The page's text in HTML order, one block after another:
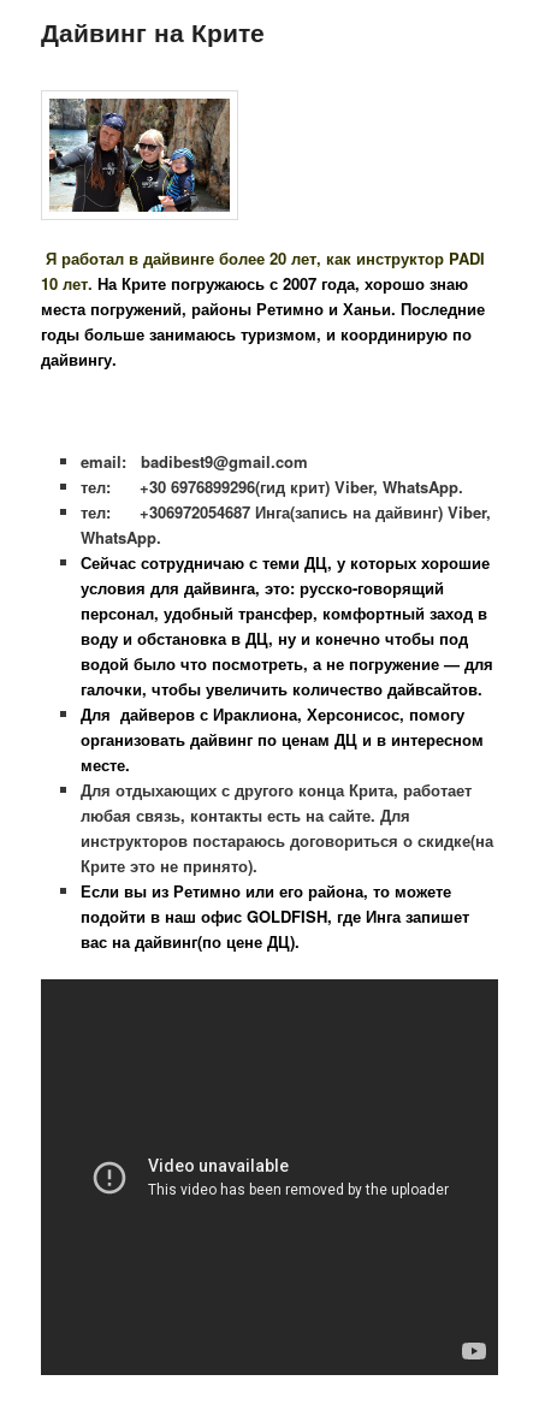
Дайвинг на Крите
Я работал в дайвинге более 20 лет, как инструктор PADI
10 лет.На Крите погружаюсь с 2007 года, хорошо знаю
места погружений, районы Ретимно и Ханьи. Последние
годы больше занимаюсь туризмом, и координирую по
дайвингу.
email: badibest9@gmail.com
тел: +30 6976899296(гид крит) Viber, WhatsApp.
тел: +306972054687 Инга(запись на дайвинг) Viber,
WhatsApp.
Сейчас сотрудничаю с теми ДЦ, у которых хорошие
условия для дайвинга, это: русско-говорящий
персонал, удобный трансфер, комфортный заход в
воду и обстановка в ДЦ, ну и конечно чтобы под
водой было что посмотреть, а не погружение — для
галочки, чтобы увеличить количество дайвсайтов.
Для дайверов с Ираклиона, Херсонисос, помогу
организовать дайвинг по ценам ДЦ и в интересном
месте.
Для отдыхающих с другого конца Крита, работает
любая связь, контакты есть на сайте. Для
инструкторов постараюсь договориться о скидке(на
Крите это не принято).
Если вы из Ретимно или его района, то можете
подойти в наш офис GOLDFISH, где Инга запишет
вас на дайвинг(по цене ДЦ).